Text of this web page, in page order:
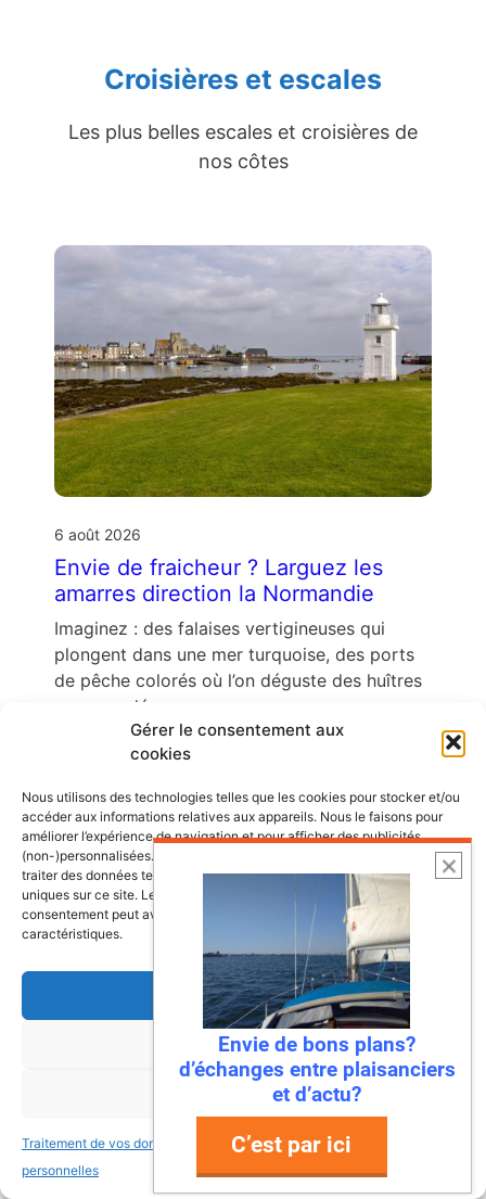
Gérer le consentement aux
cookies
Nous utilisons des technologies telles que les cookies pour stocker et/ou
accéder aux informations relatives aux appareils. Nous le faisons pour
améliorer l’expérience de navigation et pour afficher des publicités
(non-)personnalisées. Consentir à ces technologies nous autorisera à
traiter des données telles que le comportement de navigation ou les ID
uniques sur ce site. Le fait de ne pas consentir ou de retirer son
consentement peut avoir un effet négatif sur certaines fonctonnalités et
caractéristiques.
Accepter
Refuser
Voir les préférences
Traitement de vos données
personnelles
Traitement de vos données
personnelles
Croisières et escales
Les plus belles escales et croisières de
nos côtes
6 août 2026
Envie de fraicheur ? Larguez les
amarres direction la Normandie
Imaginez : des falaises vertigineuses qui
plongent dans une mer turquoise, des ports
de pêche colorés où l’on déguste des huîtres
encore salées par …
Lire l’article
Mandelieu-La Napoule : la première
ville à dire « stop » aux déchets en
mer !
Envie de bons plans?
d’échanges entre plaisanciers
et d’actu?
C’est par ici